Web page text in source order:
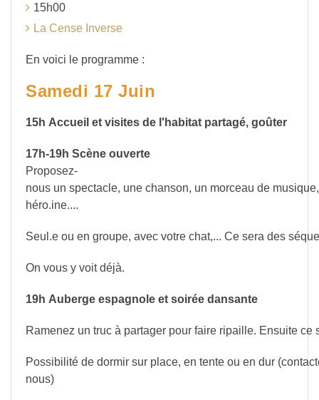
15h00
La Cense Inverse
En voici le programme :
Samedi 17 Juin
15h Accueil et visites de l'habitat partagé, goûter
17h-19h Scène ouverte
Proposez-
nous un spectacle, une chanson, un morceau de
héro.ine....
Seul.e ou en groupe, avec votre chat,... Ce sera des
On vous y voit déjà.
19h Auberge espagnole et soirée dansante
Ramenez un truc à partager pour faire ripaille. Ensuite
Possibilité de dormir sur place, en tente ou en dur
nous)